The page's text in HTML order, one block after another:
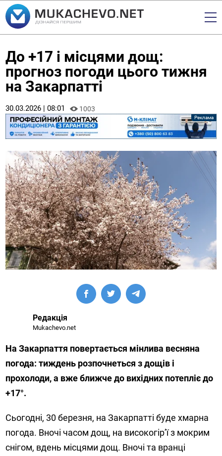
До +17 і місцями дощ:
прогноз погоди цього тижня
на Закарпатті
30.03.2026 | 08:01 1003
Редакція
Mukachevo.net
На Закарпаття повертається мінлива весняна
погода: тиждень розпочнеться з дощів і
прохолоди, а вже ближче до вихідних потепліє до
+17°.
Сьогодні, 30 березня, на Закарпатті буде хмарна
погода. Вночі часом дощ, на високогір’ї з мокрим
снігом, вдень місцями дощ. Вночі та вранці